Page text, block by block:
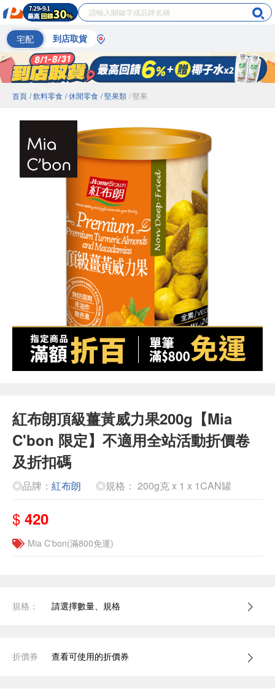
宅配 到店取貨
首頁 / 飲料零食 / 休閒零食 / 堅果類 / 堅果
紅布朗頂級薑黃威力果200g【Mia
C'bon 限定】不適用全站活動折價卷
及折扣碼
◎品牌： 紅布朗 ◎規格： 200g克 x 1 x 1CAN罐
$ 420
Mia C'bon(滿800免運)
規格： 請選擇數量、規格
折價券 查看可使用的折價券